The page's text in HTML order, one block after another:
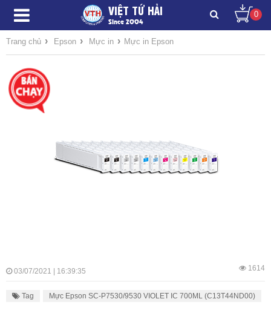
VIỆT TỨ HẢI
Since 2004
0
Trang chủ › Epson › Mực in › Mực in Epson
03/07/2021 | 16:39:35 1614
Tag Mực Epson SC-P7530/9530 VIOLET IC 700ML (C13T44ND00)